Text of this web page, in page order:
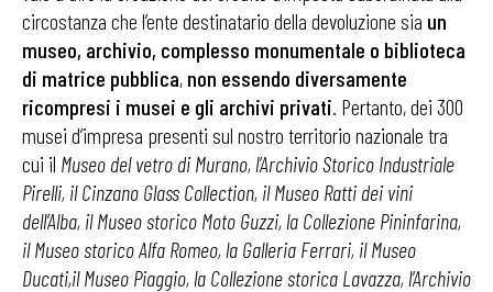
circostanza che l’ente destinatario della devoluzione sia un
museo, archivio, complesso monumentale o biblioteca
di matrice pubblica, non essendo diversamente
ricompresi i musei e gli archivi privati. Pertanto, dei 300
musei d’impresa presenti sul nostro territorio nazionale tra
cui il Museo del vetro di Murano, l’Archivio Storico Industriale
Pirelli, il Cinzano Glass Collection, il Museo Ratti dei vini
dell’Alba, il Museo storico Moto Guzzi, la Collezione Pininfarina,
il Museo storico Alfa Romeo, la Galleria Ferrari, il Museo
Ducati,il Museo Piaggio, la Collezione storica Lavazza, l’Archivio